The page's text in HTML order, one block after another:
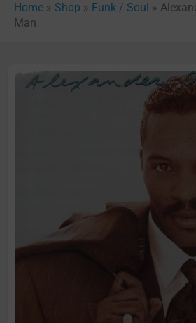
Home » Shop » Funk / Soul »
Man